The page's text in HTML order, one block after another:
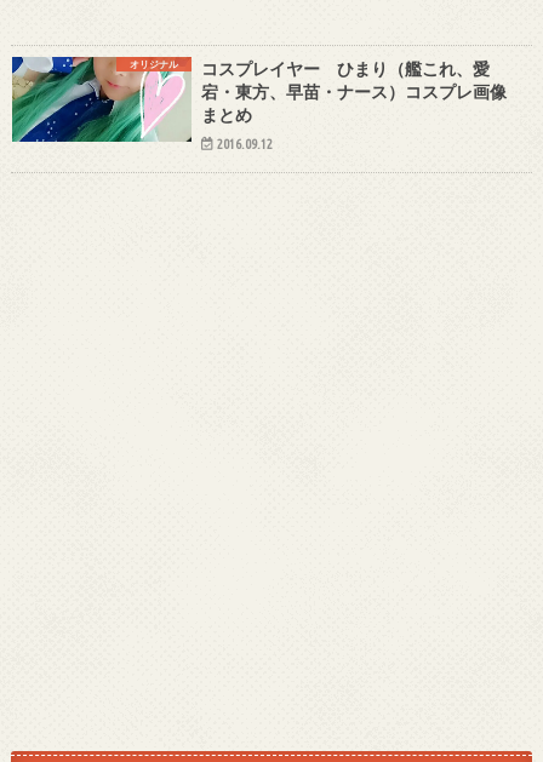
オリジナル
コスプレイヤー ひまり（艦これ、愛
宕・東方、早苗・ナース）コスプレ画像
まとめ
2016.09.12